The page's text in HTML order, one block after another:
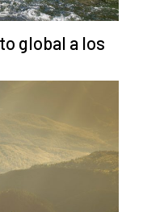
global a los